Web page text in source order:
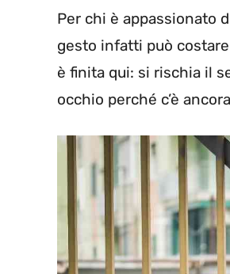
Per chi è appassionato
gesto infatti può
è finita qui: si rischia il
occhio perché c’è